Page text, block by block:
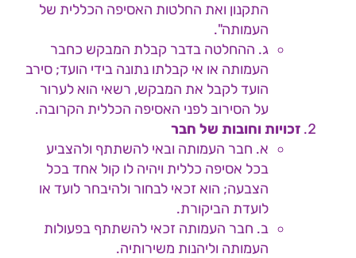
התקנון ואת החלטות האסיפה הכללית של
העמותה".
ג. ההחלטה בדבר קבלת המבקש כחבר
העמותה או אי קבלתו נתונה בידי הועד; סירב
הועד לקבל את המבקש, רשאי הוא לערור
על הסירוב לפני האסיפה הכללית הקרובה.
זכויות וחובות של חבר
א. חבר העמותה ובאי להשתתף ולהצביע
בכל אסיפה כללית ויהיה לו קול אחד בכל
הצבעה; הוא זכאי לבחור ולהיבחר לועד או
לועדת הביקורת.
ב. חבר העמותה זכאי להשתתף בפעולות
העמותה וליהנות משירותיה.